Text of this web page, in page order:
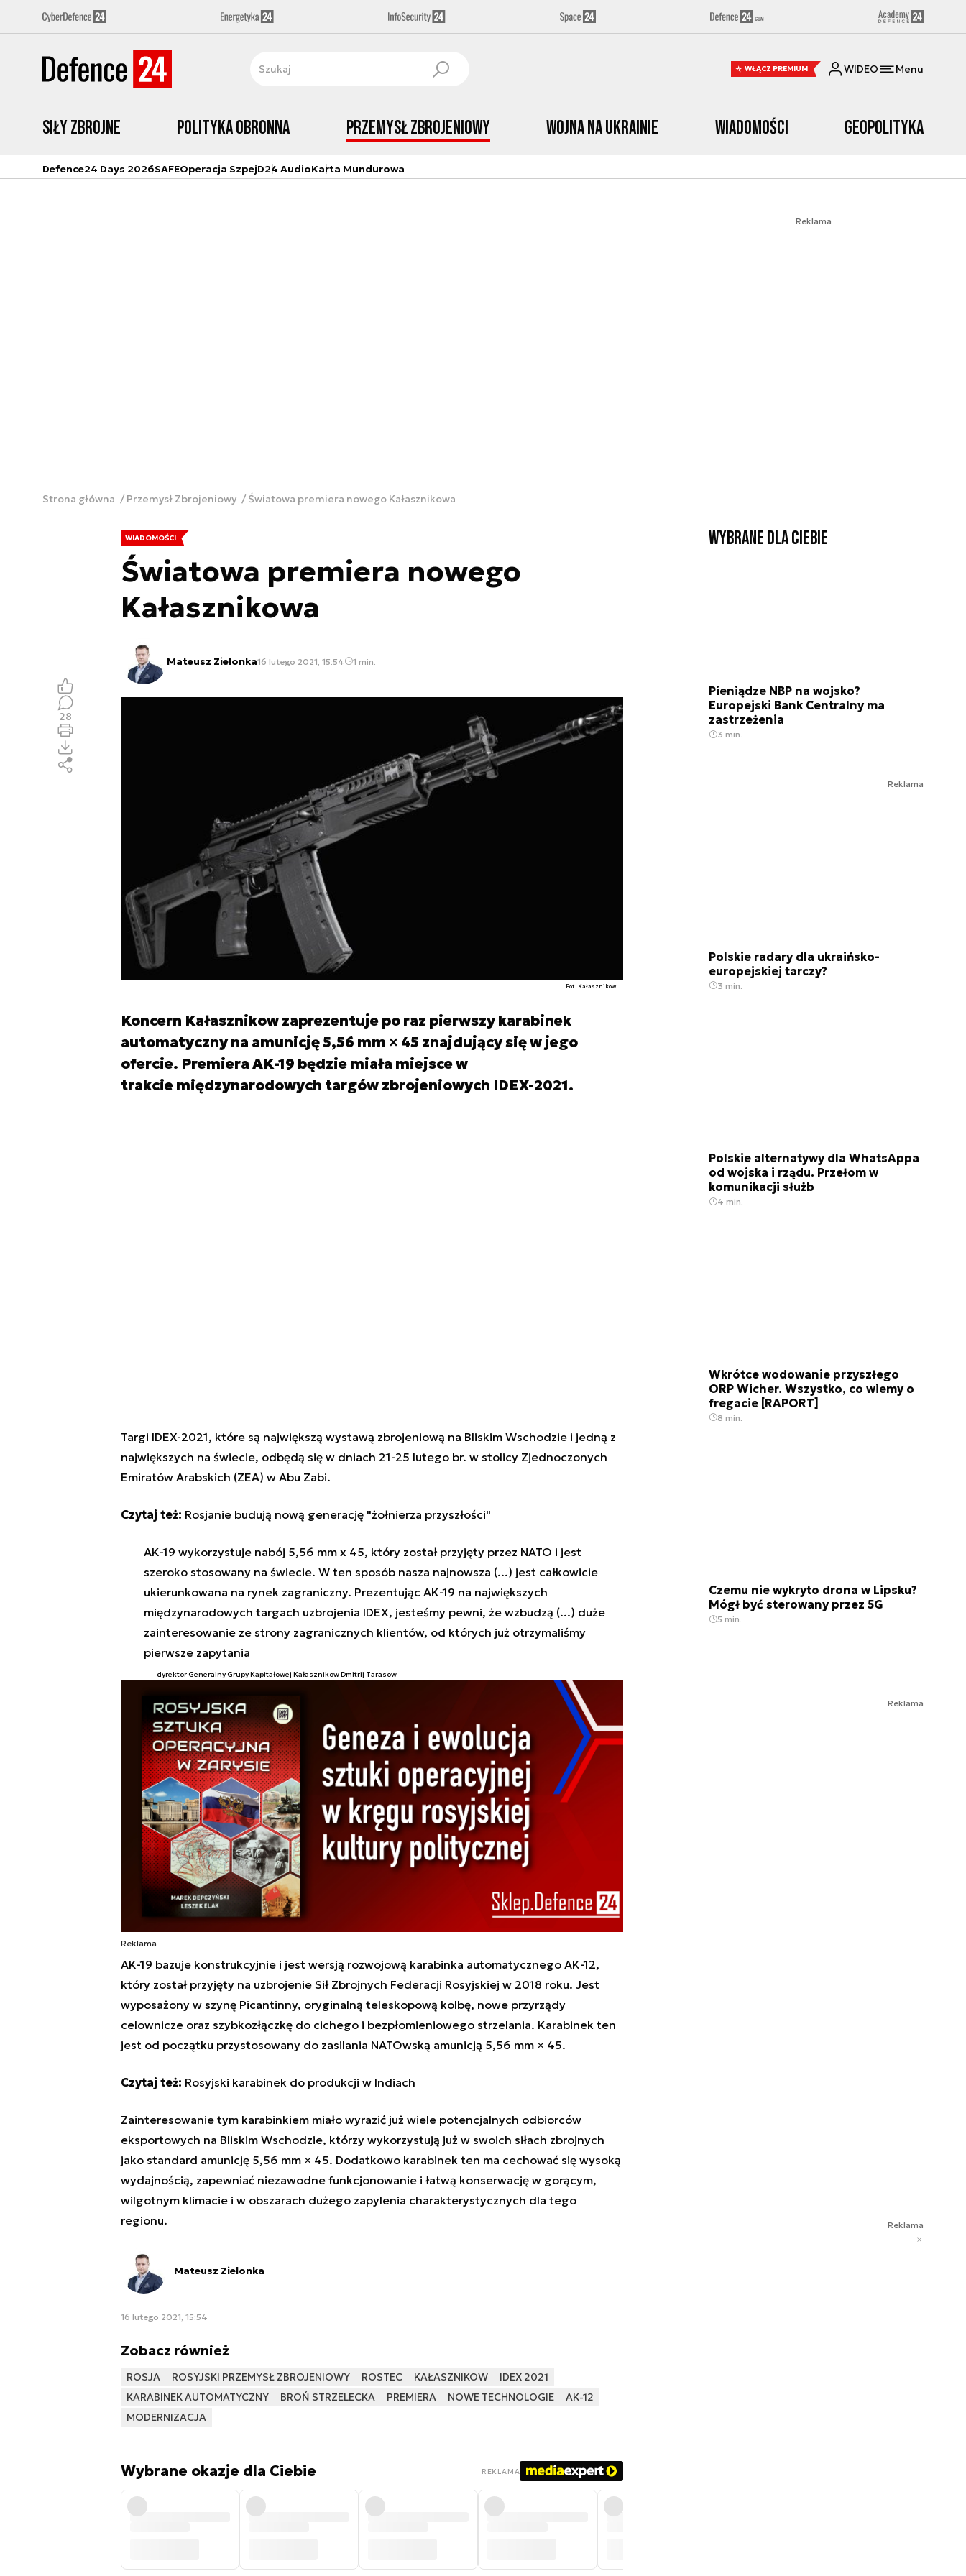
WŁĄCZ PREMIUM WIDEO Menu
Siły zbrojne Polityka obronna Przemysł Zbrojeniowy Wojna na Ukrainie Wiadomości Geopolityka
Defence24 Days 2026SAFEOperacja SzpejD24 AudioKarta Mundurowa
Reklama
Strona główna Przemysł Zbrojeniowy Światowa premiera nowego Kałasznikowa
WIADOMOŚCI
Światowa premiera nowego
Kałasznikowa
Mateusz Zielonka16 lutego 2021, 15:54 1 min.
Fot. Kałasznikow
Koncern Kałasznikow zaprezentuje po raz pierwszy karabinek
automatyczny na amunicję 5,56 mm × 45 znajdujący się w jego
ofercie. Premiera AK-19 będzie miała miejsce w
trakcie międzynarodowych targów zbrojeniowych IDEX-2021.
28
Targi IDEX-2021, które są największą wystawą zbrojeniową na Bliskim Wschodzie i jedną z
największych na świecie, odbędą się w dniach 21-25 lutego br. w stolicy Zjednoczonych
Emiratów Arabskich (ZEA) w Abu Zabi.
Czytaj też: Rosjanie budują nową generację "żołnierza przyszłości"
AK-19 wykorzystuje nabój 5,56 mm x 45, który został przyjęty przez NATO i jest
szeroko stosowany na świecie. W ten sposób nasza najnowsza (...) jest całkowicie
ukierunkowana na rynek zagraniczny. Prezentując AK-19 na największych
międzynarodowych targach uzbrojenia IDEX, jesteśmy pewni, że wzbudzą (...) duże
zainteresowanie ze strony zagranicznych klientów, od których już otrzymaliśmy
pierwsze zapytania
- dyrektor Generalny Grupy Kapitałowej Kałasznikow Dmitrij Tarasow
Reklama
AK-19 bazuje konstrukcyjnie i jest wersją rozwojową karabinka automatycznego AK-12,
który został przyjęty na uzbrojenie Sił Zbrojnych Federacji Rosyjskiej w 2018 roku. Jest
wyposażony w szynę Picantinny, oryginalną teleskopową kolbę, nowe przyrządy
celownicze oraz szybkozłączkę do cichego i bezpłomieniowego strzelania. Karabinek ten
jest od początku przystosowany do zasilania NATOwską amunicją 5,56 mm × 45.
Czytaj też: Rosyjski karabinek do produkcji w Indiach
Zainteresowanie tym karabinkiem miało wyrazić już wiele potencjalnych odbiorców
eksportowych na Bliskim Wschodzie, którzy wykorzystują już w swoich siłach zbrojnych
jako standard amunicję 5,56 mm × 45. Dodatkowo karabinek ten ma cechować się wysoką
wydajnością, zapewniać niezawodne funkcjonowanie i łatwą konserwację w gorącym,
wilgotnym klimacie i w obszarach dużego zapylenia charakterystycznych dla tego
regionu.
Mateusz Zielonka
16 lutego 2021, 15:54
Zobacz również
ROSJA ROSYJSKI PRZEMYSŁ ZBROJENIOWY ROSTEC KAŁASZNIKOW
IDEX 2021
KARABINEK AUTOMATYCZNY
BROŃ STRZELECKA PREMIERA NOWE TECHNOLOGIE
AK-12
MODERNIZACJA
Wybrane okazje dla Ciebie REKLAMA
Wybrane dla Ciebie
Pieniądze NBP na wojsko?
Europejski Bank Centralny ma
zastrzeżenia
3 min.
Reklama
Polskie radary dla ukraińsko-
europejskiej tarczy?
3 min.
Polskie alternatywy dla WhatsAppa
od wojska i rządu. Przełom w
komunikacji służb
4 min.
Wkrótce wodowanie przyszłego
ORP Wicher. Wszystko, co wiemy o
fregacie [RAPORT]
8 min.
Czemu nie wykryto drona w Lipsku?
Mógł być sterowany przez 5G
5 min.
Reklama
Reklama